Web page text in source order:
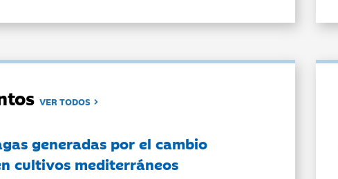
VER TODOS
generadas por el cambio
cultivos mediterráneos